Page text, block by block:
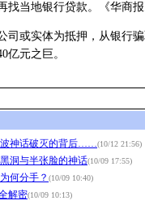
找当地银行贷款。《华商
或实体为抵押，从银行骗
亿元之巨。
波神话破灭的背后……(10/12 21:56)
洞与半张脸的神话(10/09 17:55)
何分手？ (10/09 10:40)
解密(10/09 10:13)